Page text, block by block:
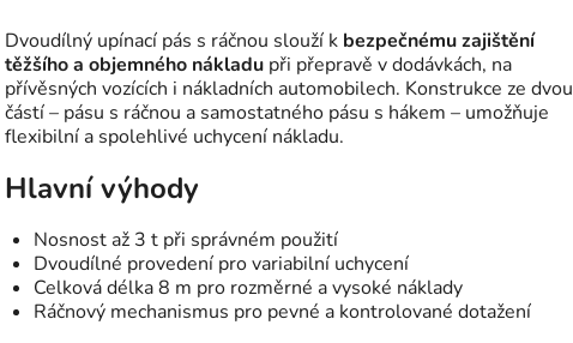
Dvoudílný upínací pás s ráčnou slouží k bezpečnému zajištění
těžšího a objemného nákladu při přepravě v dodávkách, na
přívěsných vozících i nákladních automobilech. Konstrukce ze dvou
částí – pásu s ráčnou a samostatného pásu s hákem – umožňuje
flexibilní a spolehlivé uchycení nákladu.
Hlavní výhody
Nosnost až 3 t při správném použití
Dvoudílné provedení pro variabilní uchycení
Celková délka 8 m pro rozměrné a vysoké náklady
Ráčnový mechanismus pro pevné a kontrolované dotažení